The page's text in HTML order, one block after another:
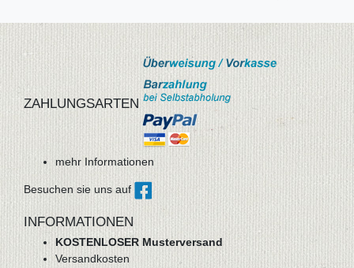
ZAHLUNGSARTEN
mehr Informationen
Besuchen sie uns auf
INFORMATIONEN
KOSTENLOSER Musterversand
Versandkosten